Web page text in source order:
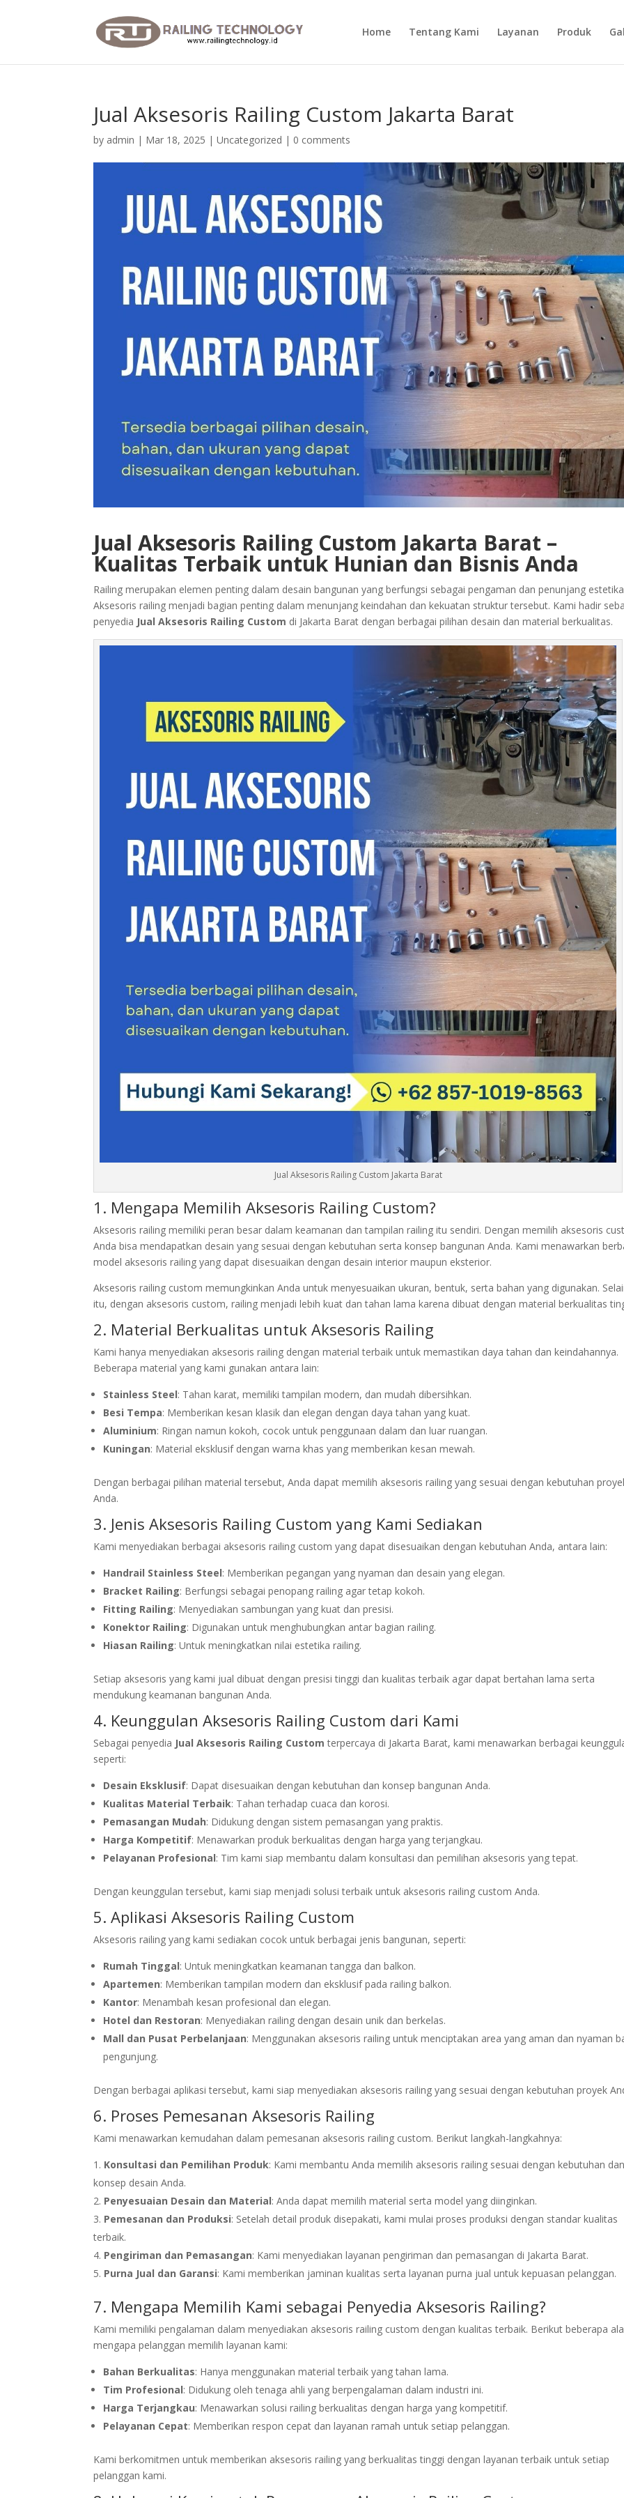
Home Tentang Kami Layanan Produk
Jual Aksesoris Railing Custom Jakarta Barat
by admin | Mar 18, 2025 |Uncategorized | 0 comments
Jual Aksesoris Railing Custom Jakarta Barat –
Kualitas Terbaik untuk Hunian dan Bisnis Anda
Railing merupakan elemen penting dalam desain bangunan yang berfungsi sebagai pengaman dan penunjang
Aksesoris railing menjadi bagian penting dalam menunjang keindahan dan kekuatan struktur tersebut. Kami hadir
penyedia Jual Aksesoris Railing Custom di Jakarta Barat dengan berbagai pilihan desain dan material berkualitas.
Jual Aksesoris Railing Custom Jakarta Barat
1. Mengapa Memilih Aksesoris Railing Custom?
Aksesoris railing memiliki peran besar dalam keamanan dan tampilan railing itu sendiri. Dengan memilih aksesoris
Anda bisa mendapatkan desain yang sesuai dengan kebutuhan serta konsep bangunan Anda. Kami menawarkan
model aksesoris railing yang dapat disesuaikan dengan desain interior maupun eksterior.
Aksesoris railing custom memungkinkan Anda untuk menyesuaikan ukuran, bentuk, serta bahan yang digunakan.
itu, dengan aksesoris custom, railing menjadi lebih kuat dan tahan lama karena dibuat dengan material berkualitas
2. Material Berkualitas untuk Aksesoris Railing
Kami hanya menyediakan aksesoris railing dengan material terbaik untuk memastikan daya tahan dan keindahannya.
Beberapa material yang kami gunakan antara lain:
Stainless Steel: Tahan karat, memiliki tampilan modern, dan mudah dibersihkan.
Besi Tempa: Memberikan kesan klasik dan elegan dengan daya tahan yang kuat.
Aluminium: Ringan namun kokoh, cocok untuk penggunaan dalam dan luar ruangan.
Kuningan: Material eksklusif dengan warna khas yang memberikan kesan mewah.
Dengan berbagai pilihan material tersebut, Anda dapat memilih aksesoris railing yang sesuai dengan kebutuhan
Anda.
3. Jenis Aksesoris Railing Custom yang Kami Sediakan
Kami menyediakan berbagai aksesoris railing custom yang dapat disesuaikan dengan kebutuhan Anda, antara lain:
Handrail Stainless Steel: Memberikan pegangan yang nyaman dan desain yang elegan.
Bracket Railing: Berfungsi sebagai penopang railing agar tetap kokoh.
Fitting Railing: Menyediakan sambungan yang kuat dan presisi.
Konektor Railing: Digunakan untuk menghubungkan antar bagian railing.
Hiasan Railing: Untuk meningkatkan nilai estetika railing.
Setiap aksesoris yang kami jual dibuat dengan presisi tinggi dan kualitas terbaik agar dapat bertahan lama serta
mendukung keamanan bangunan Anda.
4. Keunggulan Aksesoris Railing Custom dari Kami
Sebagai penyedia Jual Aksesoris Railing Custom terpercaya di Jakarta Barat, kami menawarkan berbagai
seperti:
Desain Eksklusif: Dapat disesuaikan dengan kebutuhan dan konsep bangunan Anda.
Kualitas Material Terbaik: Tahan terhadap cuaca dan korosi.
Pemasangan Mudah: Didukung dengan sistem pemasangan yang praktis.
Harga Kompetitif: Menawarkan produk berkualitas dengan harga yang terjangkau.
Pelayanan Profesional: Tim kami siap membantu dalam konsultasi dan pemilihan aksesoris yang tepat.
Dengan keunggulan tersebut, kami siap menjadi solusi terbaik untuk aksesoris railing custom Anda.
5. Aplikasi Aksesoris Railing Custom
Aksesoris railing yang kami sediakan cocok untuk berbagai jenis bangunan, seperti:
Rumah Tinggal: Untuk meningkatkan keamanan tangga dan balkon.
Apartemen: Memberikan tampilan modern dan eksklusif pada railing balkon.
Kantor: Menambah kesan profesional dan elegan.
Hotel dan Restoran: Menyediakan railing dengan desain unik dan berkelas.
Mall dan Pusat Perbelanjaan: Menggunakan aksesoris railing untuk menciptakan area yang aman dan nyaman
pengunjung.
Dengan berbagai aplikasi tersebut, kami siap menyediakan aksesoris railing yang sesuai dengan kebutuhan proyek
6. Proses Pemesanan Aksesoris Railing
Kami menawarkan kemudahan dalam pemesanan aksesoris railing custom. Berikut langkah-langkahnya:
Konsultasi dan Pemilihan Produk: Kami membantu Anda memilih aksesoris railing sesuai dengan kebutuhan
konsep desain Anda.
Penyesuaian Desain dan Material: Anda dapat memilih material serta model yang diinginkan.
Pemesanan dan Produksi: Setelah detail produk disepakati, kami mulai proses produksi dengan standar kualitas
terbaik.
Pengiriman dan Pemasangan: Kami menyediakan layanan pengiriman dan pemasangan di Jakarta Barat.
Purna Jual dan Garansi: Kami memberikan jaminan kualitas serta layanan purna jual untuk kepuasan pelanggan.
7. Mengapa Memilih Kami sebagai Penyedia Aksesoris Railing?
Kami memiliki pengalaman dalam menyediakan aksesoris railing custom dengan kualitas terbaik. Berikut beberapa
mengapa pelanggan memilih layanan kami:
Bahan Berkualitas: Hanya menggunakan material terbaik yang tahan lama.
Tim Profesional: Didukung oleh tenaga ahli yang berpengalaman dalam industri ini.
Harga Terjangkau: Menawarkan solusi railing berkualitas dengan harga yang kompetitif.
Pelayanan Cepat: Memberikan respon cepat dan layanan ramah untuk setiap pelanggan.
Kami berkomitmen untuk memberikan aksesoris railing yang berkualitas tinggi dengan layanan terbaik untuk setiap
pelanggan kami.